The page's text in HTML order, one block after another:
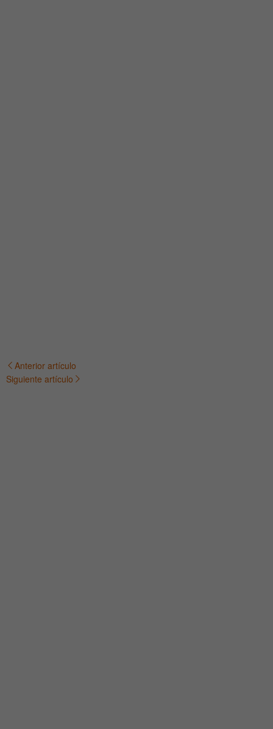
Navegación
Anterior artículo
Siguiente artículo